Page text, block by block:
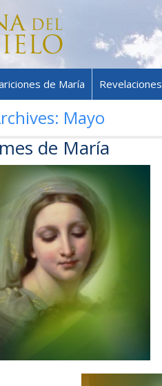
de María Revelaciones
Mayo
de María